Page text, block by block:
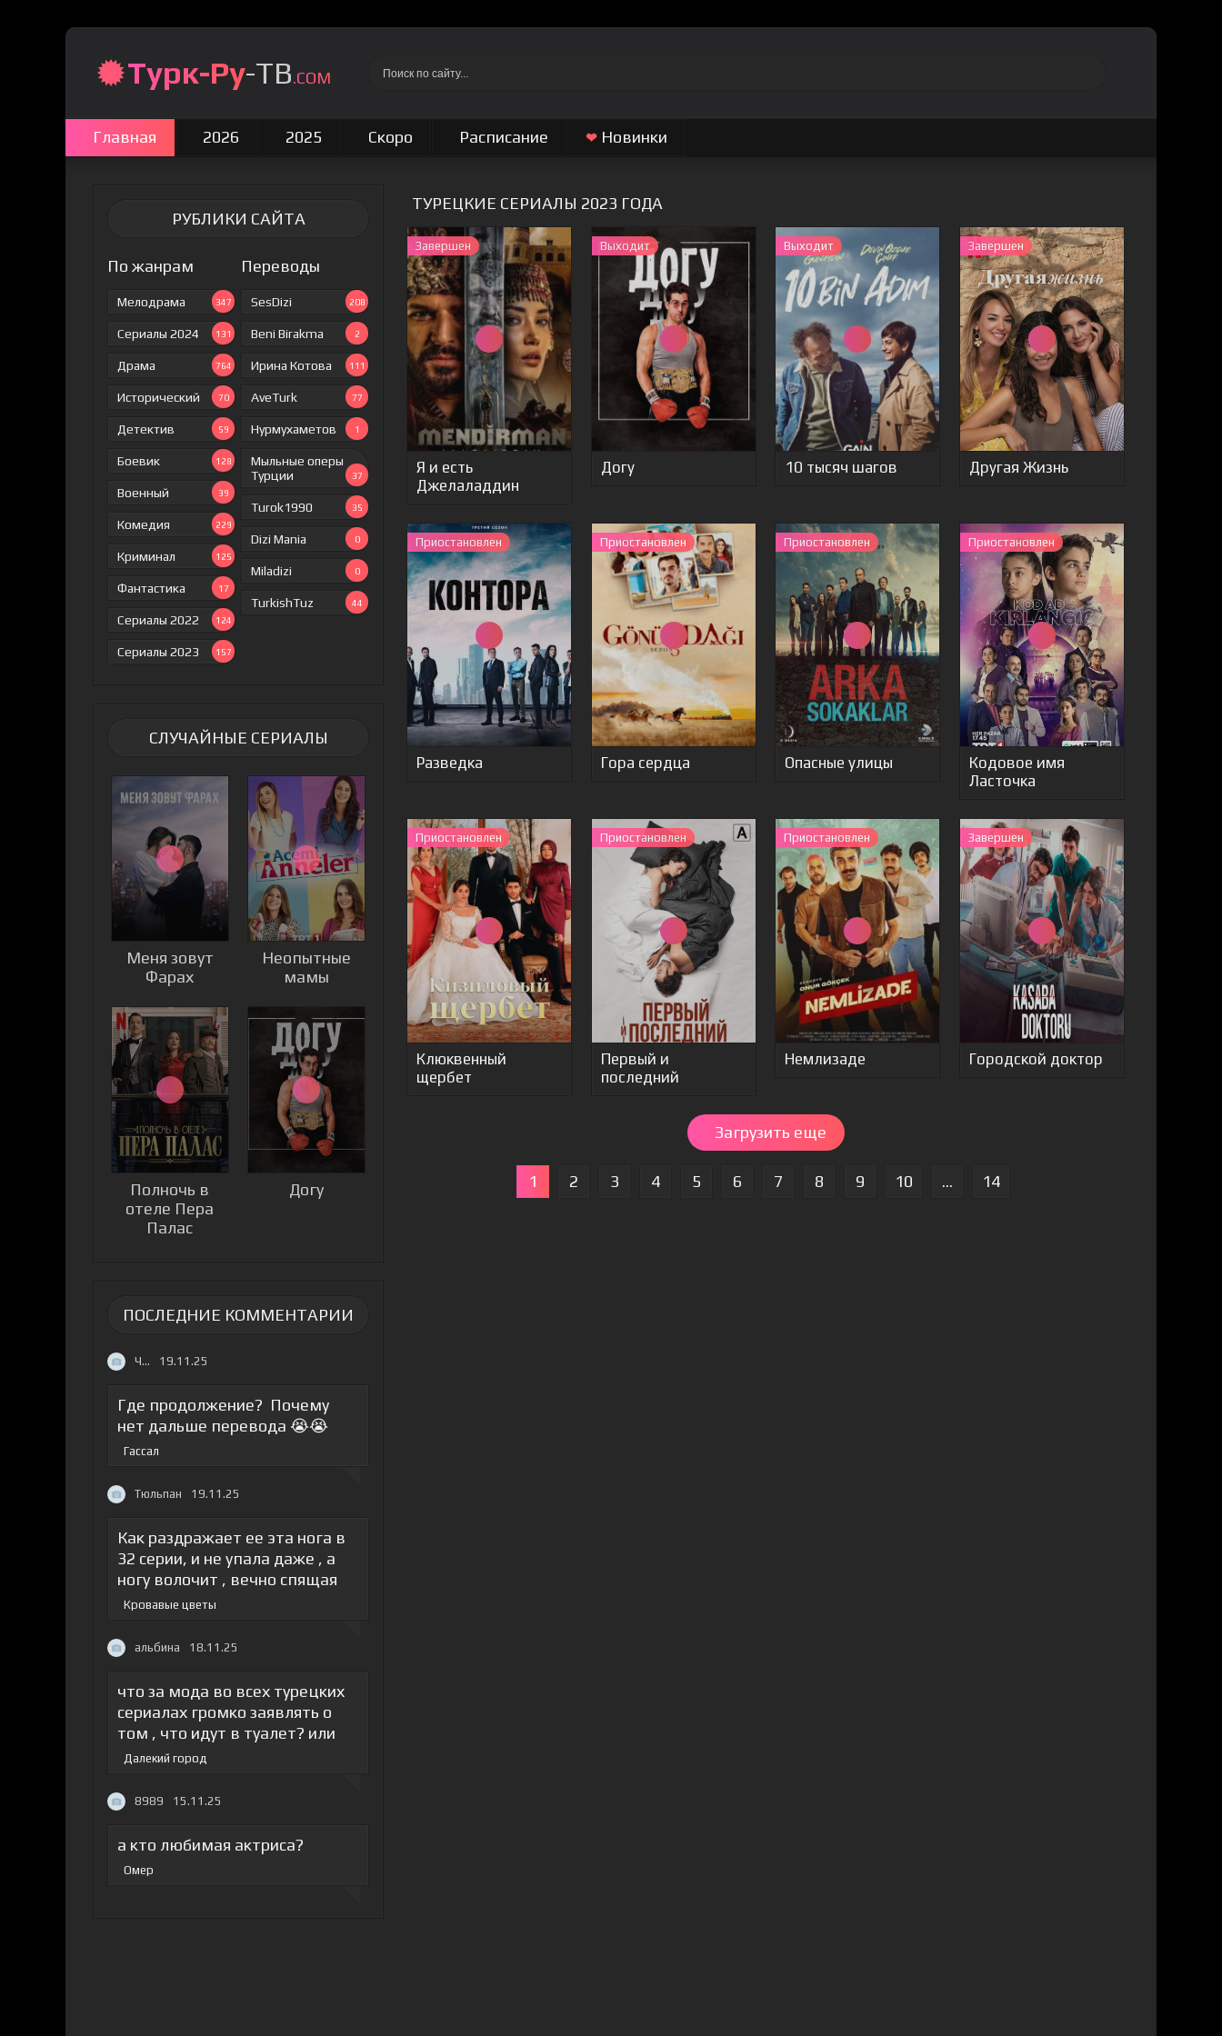
Турк-Ру-ТВ.COM
Главная 2026 2025 Скоро Расписание ❤ Новинки
РУБЛИКИ САЙТА
По жанрам
Мелодрама 347
Сериалы 2024 131
Драма 764
Исторический 70
Детектив 59
Боевик 128
Военный 39
Комедия 229
Криминал 125
Фантастика 17
Сериалы 2022 124
Сериалы 2023 157
Переводы
SesDizi 208
Beni Birakma 2
Ирина Котова 111
AveTurk 77
Нурмухаметов 1
Мыльные оперы
Турции
37
Turok1990 35
Dizi Mania 0
Miladizi 0
TurkishTuz 44
СЛУЧАЙНЫЕ СЕРИАЛЫ
Меня зовут
Фарах
Неопытные
мамы
Полночь в
отеле Пера
Палас
Догу
ПОСЛЕДНИЕ КОММЕНТАРИИ
Ч... 19.11.25
Где продолжение? Почему
нет дальше перевода 😭😭
Гассал
Тюльпан 19.11.25
Как раздражает ее эта нога в
32 серии, и не упала даже , а
ногу волочит , вечно спящая
Кровавые цветы
альбина 18.11.25
что за мода во всех турецких
сериалах громко заявлять о
том , что идут в туалет? или
Далекий город
8989 15.11.25
а кто любимая актриса?
Омер
ТУРЕЦКИЕ СЕРИАЛЫ 2023 ГОДА
Завершен
Я и есть
Джелаладдин
Выходит
Догу
Выходит
10 тысяч шагов
Завершен
Другая Жизнь
Приостановлен
Разведка
Приостановлен
Гора сердца
Приостановлен
Опасные улицы
Приостановлен
Кодовое имя
Ласточка
Приостановлен
Клюквенный
щербет
Приостановлен
Первый и
последний
Приостановлен
Немлизаде
Завершен
Городской доктор
Загрузить еще
1 2 3 4 5 6 7 8 9 10 ... 14